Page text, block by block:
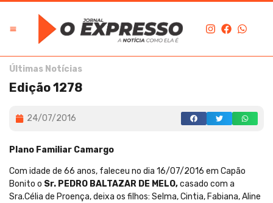
Últimas Notícias
Edição 1278
24/07/2016
Plano Familiar Camargo
Com idade de 66 anos, faleceu no dia 16/07/2016 em Capão
Bonito o Sr. PEDRO BALTAZAR DE MELO,casado com a
Sra.Célia de Proença, deixa os filhos: Selma, Cintia, Fabiana, Aline